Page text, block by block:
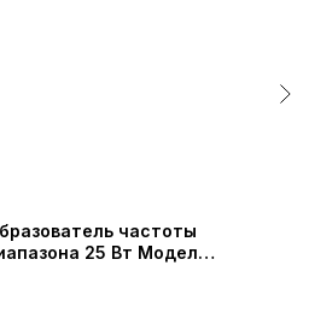
частоты
25 Вт Модель